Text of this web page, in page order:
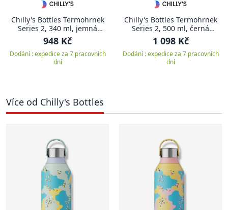
Chilly's Bottles Termohrnek
Series 2, 340 ml, jemná
růžová
948 Kč
Dodání : expedice za 7 pracovních
dní
Chilly's Bottles Termohrnek
Series 2, 500 ml, černá
propast
1 098 Kč
Dodání : expedice za 7 pracovních
dní
Více od Chilly's Bottles